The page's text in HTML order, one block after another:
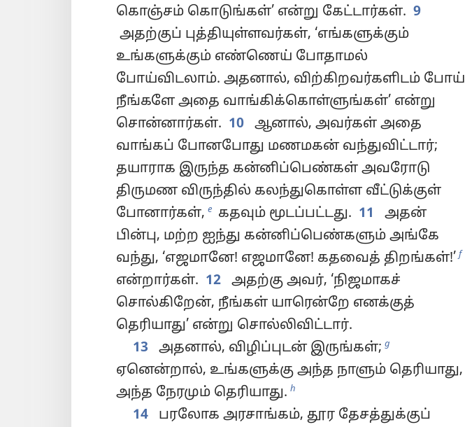
கொஞ்சம் கொடுங்கள்’ என்று கேட்டார்கள். 9
அதற்குப் புத்தியுள்ளவர்கள், ‘எங்களுக்கும்
உங்களுக்கும் எண்ணெய் போதாமல்
போய்விடலாம். அதனால், விற்கிறவர்களிடம் போய்
நீங்களே அதை வாங்கிக்கொள்ளுங்கள்’ என்று
சொன்னார்கள். 10
ஆனால், அவர்கள் அதை
வாங்கப் போனபோது மணமகன் வந்துவிட்டார்;
தயாராக இருந்த கன்னிப்பெண்கள் அவரோடு
திருமண விருந்தில் கலந்துகொள்ள வீட்டுக்குள்
போனார்கள், e கதவும் மூடப்பட்டது. 11
அதன்
பின்பு, மற்ற ஐந்து கன்னிப்பெண்களும் அங்கே
வந்து, ‘எஜமானே! எஜமானே! கதவைத் திறங்கள்!’ f
என்றார்கள். 12
அதற்கு அவர், ‘நிஜமாகச்
சொல்கிறேன், நீங்கள் யாரென்றே எனக்குத்
தெரியாது’ என்று சொல்லிவிட்டார்.
13
அதனால், விழிப்புடன் இருங்கள்; g
ஏனென்றால், உங்களுக்கு அந்த நாளும் தெரியாது,
அந்த நேரமும் தெரியாது. h
14
பரலோக அரசாங்கம், தூர தேசத்துக்குப்